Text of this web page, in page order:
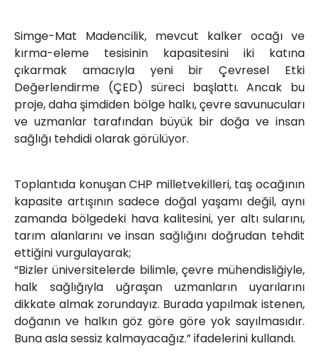
Simge-Mat Madencilik, mevcut kalker ocağı ve
kırma-eleme tesisinin kapasitesini iki katına
çıkarmak amacıyla yeni bir Çevresel Etki
Değerlendirme (ÇED) süreci başlattı. Ancak bu
proje, daha şimdiden bölge halkı, çevre savunucuları
ve uzmanlar tarafından büyük bir doğa ve insan
sağlığı tehdidi olarak görülüyor.
Toplantıda konuşan CHP milletvekilleri, taş ocağının
kapasite artışının sadece doğal yaşamı değil, aynı
zamanda bölgedeki hava kalitesini, yer altı sularını,
tarım alanlarını ve insan sağlığını doğrudan tehdit
ettiğini vurgulayarak;
“Bizler üniversitelerde bilimle, çevre mühendisliğiyle,
halk sağlığıyla uğraşan uzmanların uyarılarını
dikkate almak zorundayız. Burada yapılmak istenen,
doğanın ve halkın göz göre göre yok sayılmasıdır.
Buna asla sessiz kalmayacağız.” ifadelerini kullandı.